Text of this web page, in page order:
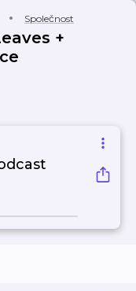
Společnost
+